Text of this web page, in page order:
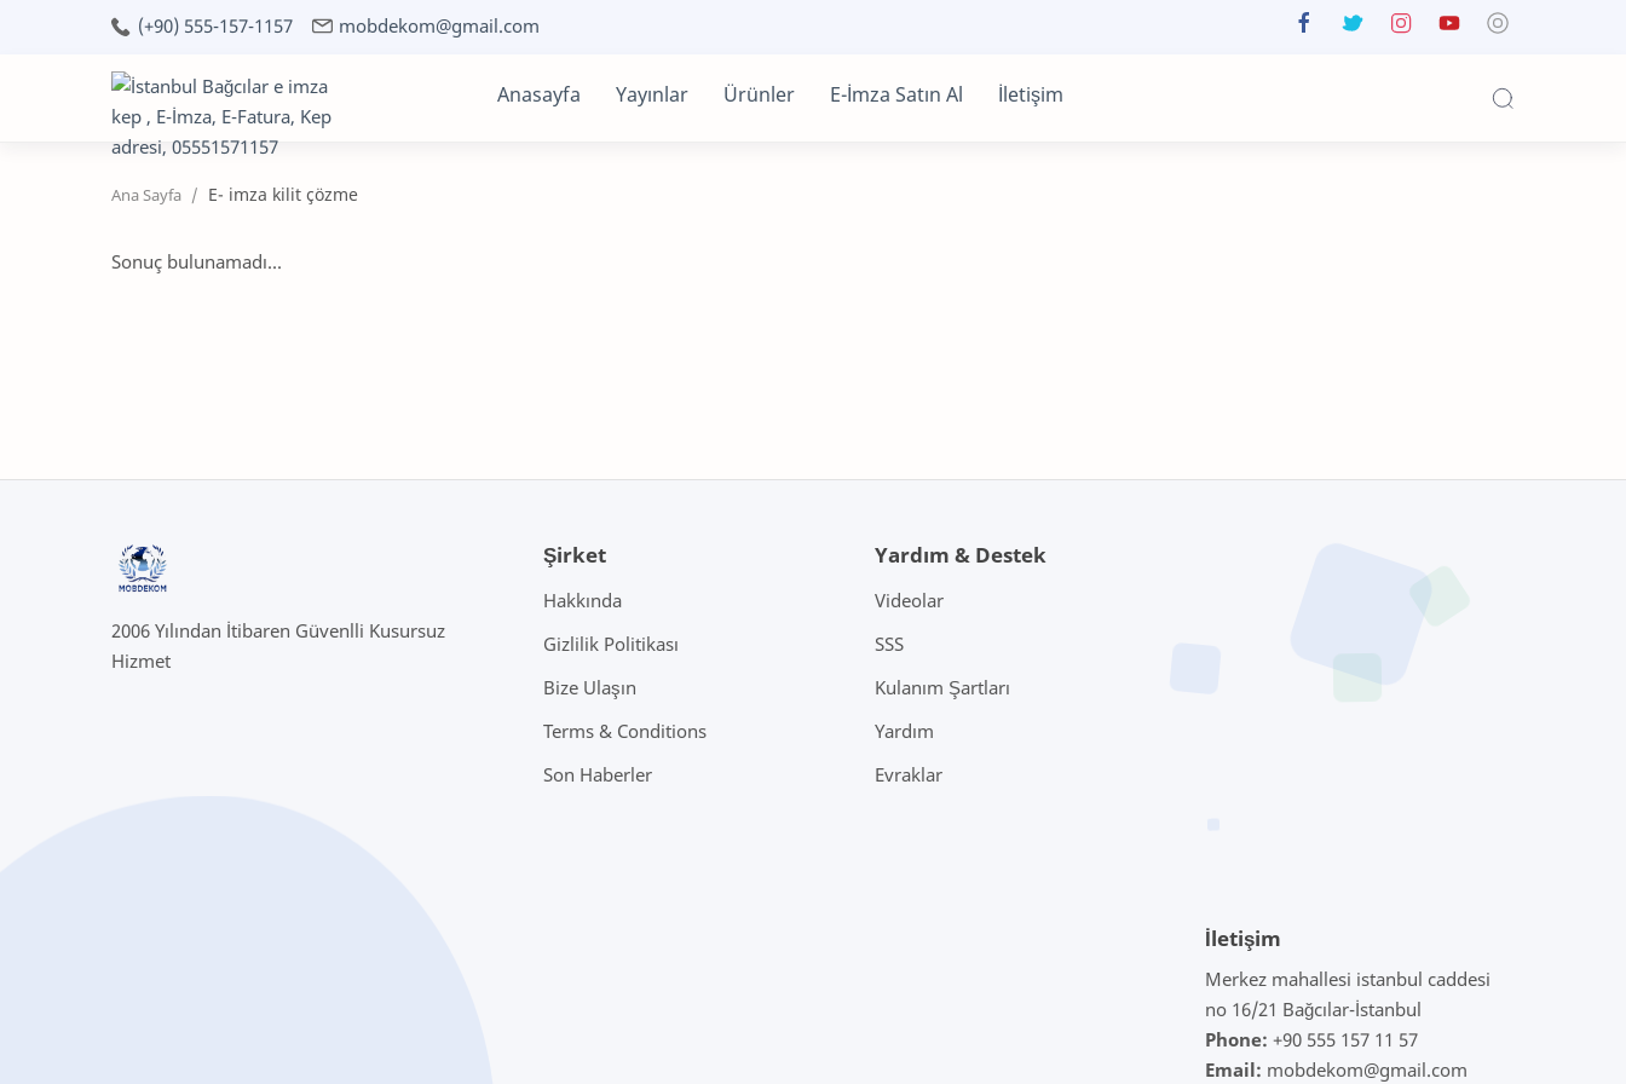
(+90) 555-157-1157 mobdekom@gmail.com
Anasayfa Yayınlar Ürünler E-İmza Satın Al İletişim
E- imza kilit çözme
Sonuç bulunamadı...
2006 Yılından İtibaren Güvenlli Kusursuz
Hizmet
Şirket
Hakkında
Gizlilik Politikası
Bize Ulaşın
Terms & Conditions
Son Haberler
Yardım & Destek
Videolar
SSS
Kulanım Şartları
Yardım
Evraklar
İletişim
Merkez mahallesi istanbul caddesi
no 16/21 Bağcılar-İstanbul
Phone: +90 555 157 11 57
Email: mobdekom@gmail.com